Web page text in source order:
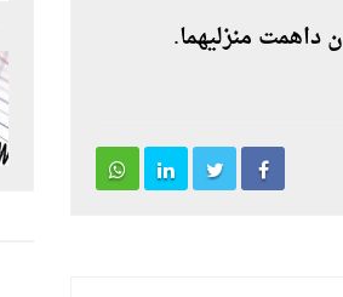
داهمت منزليهما.